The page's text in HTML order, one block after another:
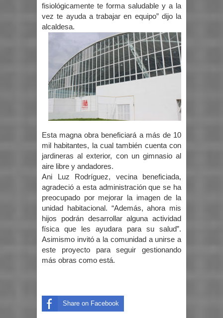
fisiológicamente te forma saludable y a la
vez te ayuda a trabajar en equipo” dijo la
alcaldesa.
Esta magna obra beneficiará a más de 10
mil habitantes, la cual también cuenta con
jardineras al exterior, con un gimnasio al
aire libre y andadores.
Ani Luz Rodríguez, vecina beneficiada,
agradeció a esta administración que se ha
preocupado por mejorar la imagen de la
unidad habitacional. “Además, ahora mis
hijos podrán desarrollar alguna actividad
física que les ayudara para su salud”.
Asimismo invitó a la comunidad a unirse a
este proyecto para seguir gestionando
más obras como está.
Share on Facebook